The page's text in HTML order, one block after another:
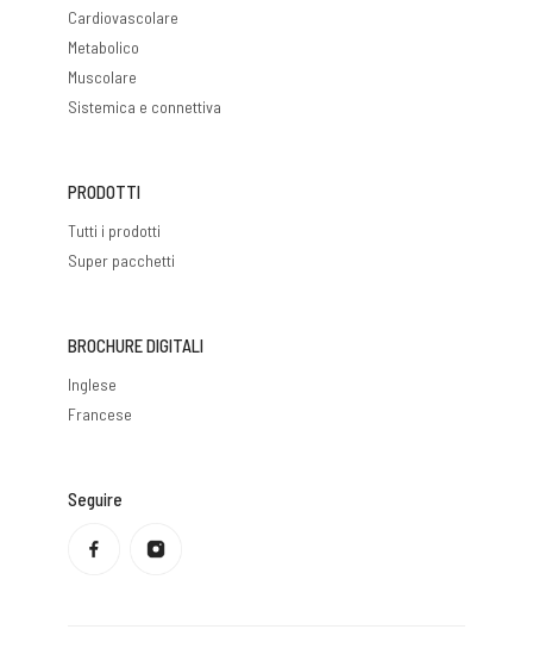
Cardiovascolare
Metabolico
Muscolare
Sistemica e connettiva
PRODOTTI
Tutti i prodotti
Super pacchetti
BROCHURE DIGITALI
Inglese
Francese
SeguireInformativa sulla privacy
Politica di rimborso